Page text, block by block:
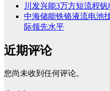
川发兴能3万方短流程
中海储能铁铬液流电池
际领先水平
近期评论
您尚未收到任何评论。